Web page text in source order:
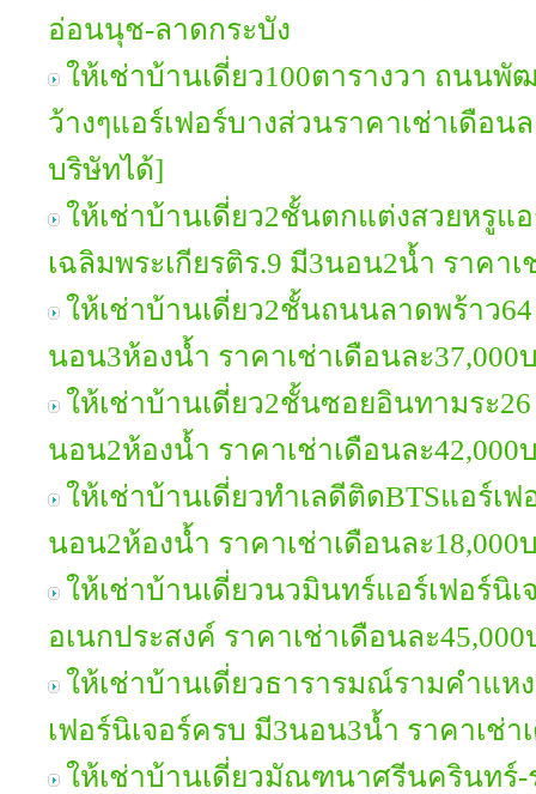
อ่อนนุช-ลาดกระบัง
ให้เช่าบ้านเดี่ยว100ตารางวา ถนน
ว้างๆแอร์เฟอร์บางส่วนราคาเช่าเดือน
บริษัทได้]
ให้เช่าบ้านเดี่ยว2ชั้นตกแต่งสวยหรูแ
เฉลิมพระเกียรติร.9 มี3นอน2น้ำ ราคา
ให้เช่าบ้านเดี่ยว2ชั้นถนนลาดพร้าว
นอน3ห้องน้ำ ราคาเช่าเดือนละ37,000
ให้เช่าบ้านเดี่ยว2ชั้นซอยอินทามระ
นอน2ห้องน้ำ ราคาเช่าเดือนละ42,000
ให้เช่าบ้านเดี่ยวทำเลดีติดBTSแอร์เ
นอน2ห้องน้ำ ราคาเช่าเดือนละ
ให้เช่าบ้านเดี่ยวนวมินทร์แอร์เฟอร์นิ
อเนกประสงค์ ราคาเช่าเดือนละ
ให้เช่าบ้านเดี่ยวธารารมณ์รามคำแห
เฟอร์นิเจอร์ครบ มี3นอน3น้ำ ราคาเช่า
ให้เช่าบ้านเดี่ยวมัณฑนาศรีนครินทร์-